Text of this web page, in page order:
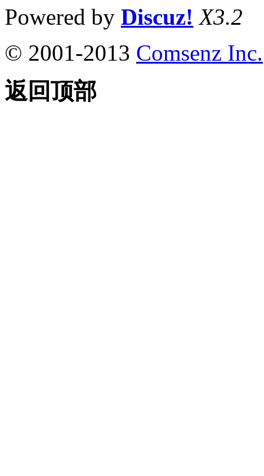
Powered by Discuz! X3.2
© 2001-2013 Comsenz Inc.
返回顶部